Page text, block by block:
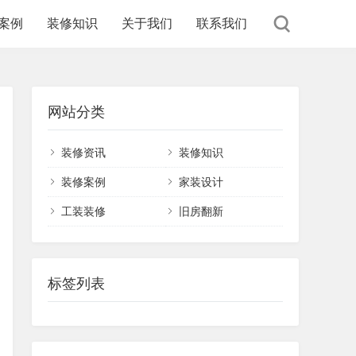
例 装修知识 关于我们 联系我们
网站分类
装修资讯 装修知识
装修案例 家装设计
工装装修 旧房翻新
标签列表